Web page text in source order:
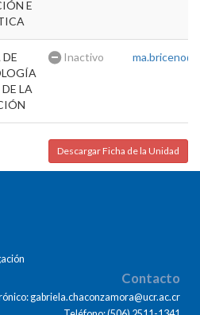
E
DE
LA
Inactivo
Descargar Ficha de la Unidad
Contacto
gabriela.chaconzamora@ucr.ac.cr